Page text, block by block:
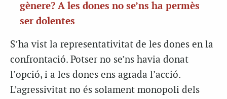
gènere? A les dones no se’ns ha permès
ser dolentes
S’ha vist la representativitat de les dones en la
confrontació. Potser no se’ns havia donat
l’opció, i a les dones ens agrada l’acció.
L’agressivitat no és solament monopoli dels